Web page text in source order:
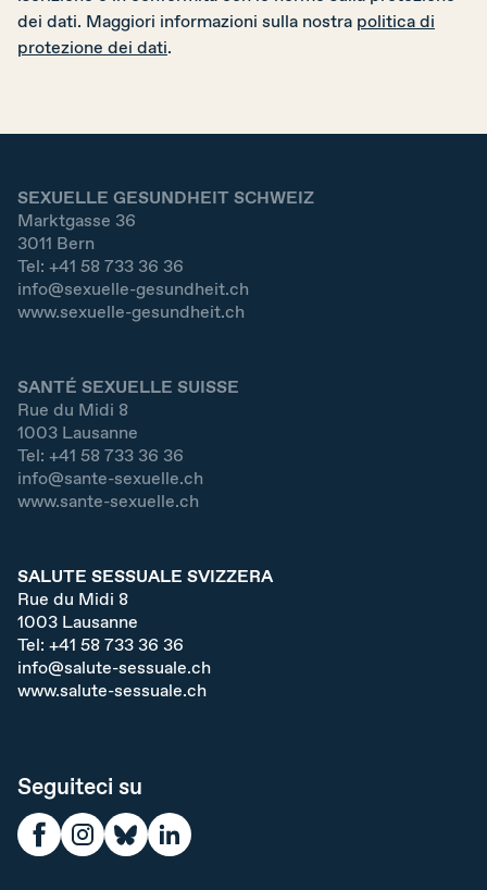
dei dati. Maggiori informazioni sulla nostra politica di
protezione dei dati.
SEXUELLE GESUNDHEIT SCHWEIZ
Marktgasse 36
3011 Bern
Tel: +41 58 733 36 36
info@sexuelle-gesundheit.ch
www.sexuelle-gesundheit.ch
SANTÉ SEXUELLE SUISSE
Rue du Midi 8
1003 Lausanne
Tel: +41 58 733 36 36
info@sante-sexuelle.ch
www.sante-sexuelle.ch
SALUTE SESSUALE SVIZZERA
Rue du Midi 8
1003 Lausanne
Tel: +41 58 733 36 36
info@salute-sessuale.ch
www.salute-sessuale.ch
Seguiteci su